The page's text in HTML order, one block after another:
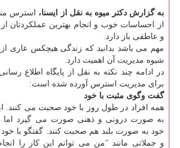
به گزارش دكتر میوه به نقل از ایسنا،
استرس
از احساسات خوب و انجام بهترین
و عاطفی باز دارد.
مهم می باشد بدانید كه زندگی هیچكس عاری از
شیوه مدیریت آن اهمیت دارد.
در ادامه چند نكته به نقل از پایگاه اطلاع
برای مدیریت استرس آورده شده است:
گفت وگوی مثبت با خود
همه افراد در طول روز با خود صحبت می كنند.
به صورت درونی و ذهنی صورت می گیرد اما
خود به صورت بلند هم صحبت كنند. گفتگو با خود
و جملاتی مانند "من می توانم این كار را